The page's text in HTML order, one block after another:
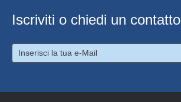
Iscriviti o chiedi un contatto